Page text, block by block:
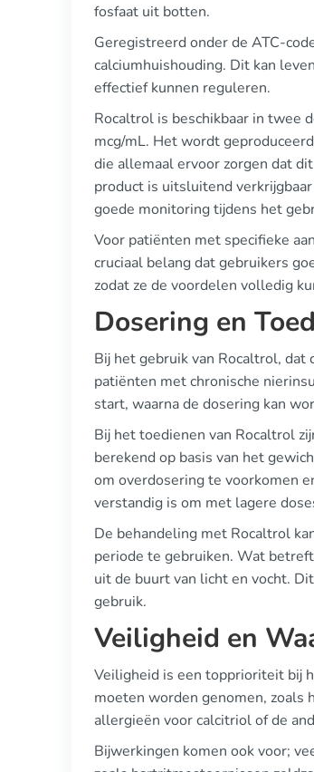
fosfaat uit botten.
Geregistreerd onder de ATC-
calciumhuishouding. Dit kan
effectief kunnen reguleren.
Rocaltrol is beschikbaar in twee
mcg/mL. Het wordt
die allemaal ervoor zorgen dat
product is uitsluitend
goede monitoring tijdens het
Voor patiënten met specifieke
cruciaal belang dat gebruikers
zodat ze de voordelen volledig
Dosering en
Bij het gebruik van Rocaltrol, dat
patiënten met chronische
start, waarna de dosering kan
Bij het toedienen van Rocaltrol
berekend op basis van het
om overdosering te voorkomen
verstandig is om met lagere
De behandeling met Rocaltrol
periode te gebruiken. Wat
uit de buurt van licht en vocht.
gebruik.
Veiligheid en
Veiligheid is een topprioriteit bij
moeten worden genomen, zoals
allergieën voor calcitriol of de
Bijwerkingen komen ook voor;